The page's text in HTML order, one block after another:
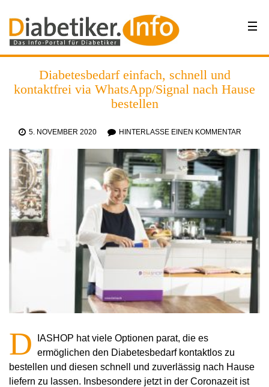
Diabetesbedarf einfach, schnell und
kontaktfrei via WhatsApp/Signal nach Hause
bestellen
5. NOVEMBER 2020 HINTERLASSE EINEN KOMMENTAR
D
IASHOP hat viele Optionen parat, die es
ermöglichen den Diabetesbedarf kontaktlos zu
bestellen und diesen schnell und zuverlässig nach Hause
liefern zu lassen. Insbesondere jetzt in der Coronazeit ist